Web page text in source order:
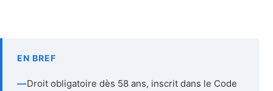
EN BREF
—Droit obligatoire dès 58 ans, inscrit dans le Code